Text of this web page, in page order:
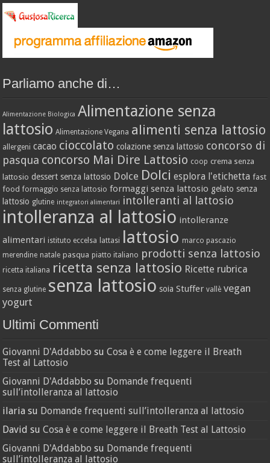
Parliamo anche di…
Alimentazione Biologica Alimentazione senza
lattosio Alimentazione Vegana alimenti senza lattosio
allergeni cacao cioccolato colazione senza lattosio concorso di
pasqua concorso Mai Dire Lattosio coop crema senza
lattosio dessert senza lattosio Dolce Dolci esplora l'etichetta fast
food formaggio senza lattosio formaggi senza lattosio gelato senza
lattosio glutine integratori alimentari intolleranti al lattosio
intolleranza al lattosio intolleranze
alimentari istituto eccelsa lattasi lattosio marco pascazio
merendine natale pasqua piatto italiano prodotti senza lattosio
ricetta italiana ricetta senza lattosio Ricette rubrica
senza glutine senza lattosio soia Stuffer vallè vegan
yogurt
Ultimi Commenti
Giovanni D'Addabbo suCosa è e come leggere il Breath
Test al Lattosio
Giovanni D'Addabbo su Domande frequenti
sull’intolleranza al lattosio
ilaria su Domande frequenti sull’intolleranza al lattosio
David suCosa è e come leggere il Breath Test al Lattosio
Giovanni D'Addabbo su Domande frequenti
sull’intolleranza al lattosio